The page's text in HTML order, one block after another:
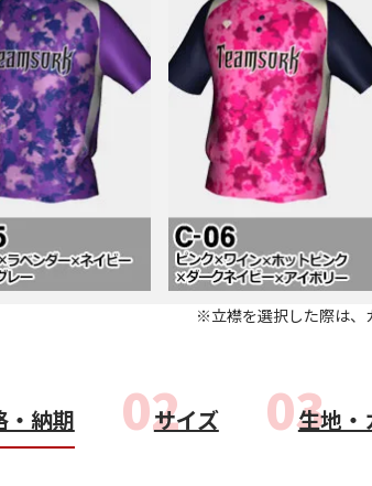
※立襟を選択した際は、
・納期 サイズ 生地・
名古屋（栄） 大阪（心斎橋
「打ち合わせを
「直接行くのに
のご要望に沿え
ームを開設して
・土■休業日：水・日・祝
00
close
・土■休業日：水・日・祝
00
3095-5681
close
close
close
close
close
注文や、現在注文中の商品の変更や確認がで
や、注文への申し込みも可能です。
close
情報の確認・変更が可能です。
close
先情報の確認・変更が可能です。
close
注文や、現在注文中の商品の変更や確認がで
や、注文への申し込みも可能です。
close
う送付先情報を送付先リストに登録すること
登録が可能です。
close
トが可能です。
close
きが可能です。
close